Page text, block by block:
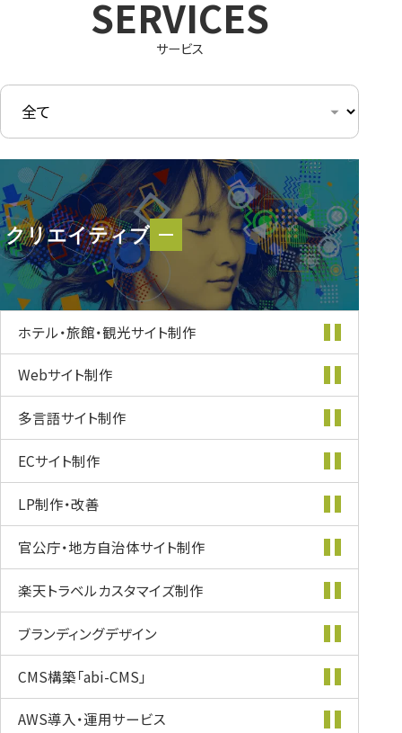
サービス
クリエイティブ
クリエイティブ
ホテル・旅館・観光サイト制作
Webサイト制作
多言語サイト制作
ECサイト制作
LP制作・改善
官公庁・地方自治体サイト制作
楽天トラベルカスタマイズ制作
ブランディングデザイン
CMS構築「abi-CMS」
AWS導入・運用サービス